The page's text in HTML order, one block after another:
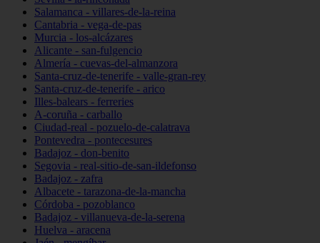
Salamanca - villares-de-la-reina
Cantabria - vega-de-pas
Murcia - los-alcázares
Alicante - san-fulgencio
Almería - cuevas-del-almanzora
Santa-cruz-de-tenerife - valle-gran-rey
Santa-cruz-de-tenerife - arico
Illes-balears - ferreries
A-coruña - carballo
Ciudad-real - pozuelo-de-calatrava
Pontevedra - pontecesures
Badajoz - don-benito
Segovia - real-sitio-de-san-ildefonso
Badajoz - zafra
Albacete - tarazona-de-la-mancha
Córdoba - pozoblanco
Badajoz - villanueva-de-la-serena
Huelva - aracena